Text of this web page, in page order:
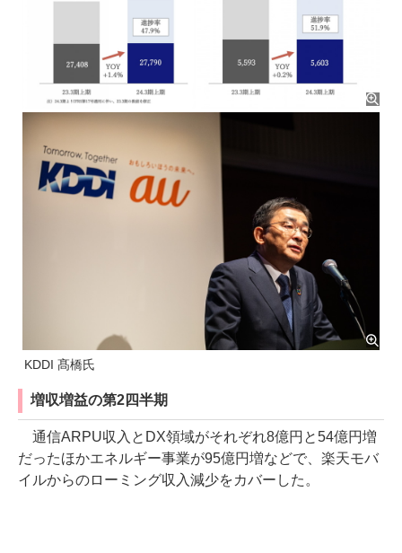
KDDI 髙橋氏
増収増益の第2四半期
通信ARPU収入とDX領域がそれぞれ8億円と54億円増
だったほかエネルギー事業が95億円増などで、楽天モバ
イルからのローミング収入減少をカバーした。